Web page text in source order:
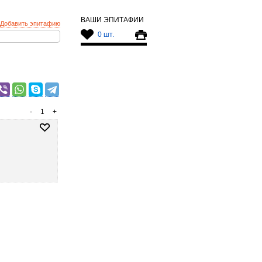
ВАШИ ЭПИТАФИИ
0 шт.
Добавить эпитафию
+
1
-